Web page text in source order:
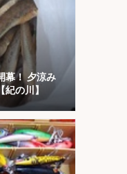
幕！ 夕涼み
の川】